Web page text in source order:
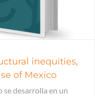
inequities,
of Mexico
se desarrolla en un